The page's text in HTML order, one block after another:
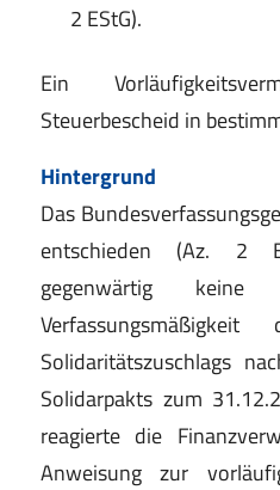
2 EStG).
Ein
Steuerbescheid in
Hintergrund
Das
entschieden (Az. 2
gegenwärtig
Solidaritätszuschlags
Solidarpakts zum
reagierte die
Anweisung zur